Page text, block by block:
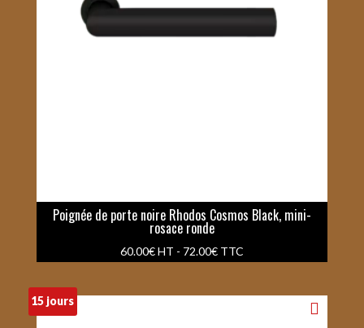
Poignée de porte noire Rhodos Cosmos Black, mini-
rosace ronde
60.00€HT - 72.00€TTC
15 jours